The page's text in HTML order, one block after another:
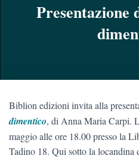
Presentazione
Biblion edizioni invita alla
dimentico, di Anna Maria Carpi.
maggio alle ore 18.00 presso la
Tadino 18. Qui sotto la locandina